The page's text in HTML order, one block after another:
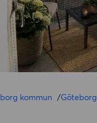
kommun /Göteborg